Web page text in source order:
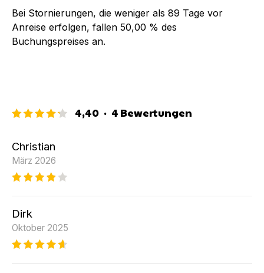
Bei Stornierungen, die weniger als 89 Tage vor
Anreise erfolgen, fallen 50,00 % des
Buchungspreises an.
4,40 · 4 Bewertungen
Christian
März 2026
Dirk
Oktober 2025